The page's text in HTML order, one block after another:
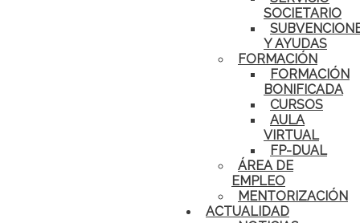
SOCIETARIO
Y AYUDAS
FORMACIÓN
FORMACIÓN
BONIFICADA
CURSOS
AULA
VIRTUAL
FP-DUAL
ÁREA DE
EMPLEO
MENTORIZACIÓN
ACTUALIDAD